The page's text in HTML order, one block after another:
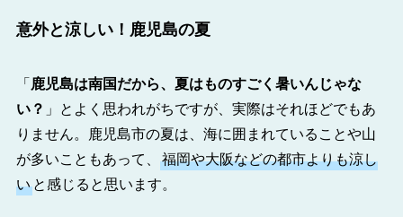
意外と涼しい！鹿児島の夏
「鹿児島は南国だから、夏はものすごく暑いんじゃな
い？ 」とよく思われがちですが、実際はそれほどでもあ
りません。鹿児島市の夏は、海に囲まれていることや山
が多いこともあって、 福岡や大阪などの都市よりも涼し
いと感じると思います。